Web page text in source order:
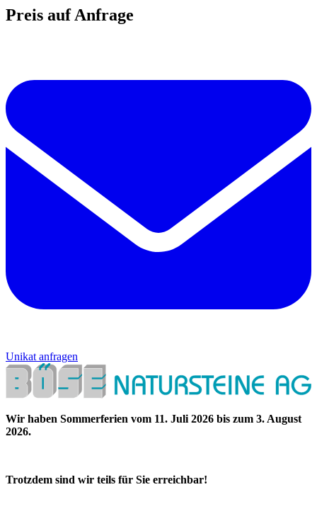
Preis auf Anfrage
Unikat anfragen
Wir haben Sommerferien vom 11. Juli 2026 bis zum 3. August
2026.
Trotzdem sind wir teils für Sie erreichbar!